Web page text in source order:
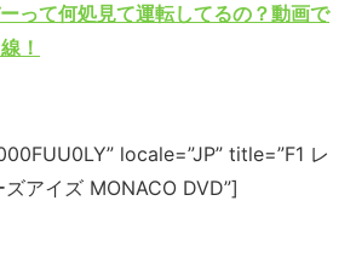
って何処見て運転してるの？動画で
！
locale=”JP” title=”F1 レ
アイズ MONACO DVD”]